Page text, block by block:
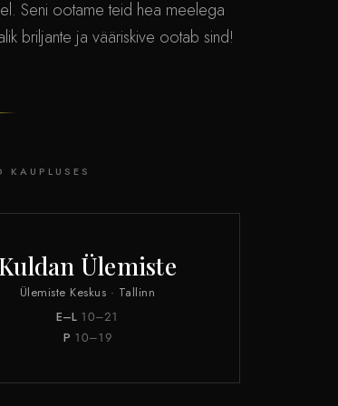
Seni ootame teid hea meelega
briljante ja vääriskive ootab sind!
KAUPLUSES
Kuldan Ülemiste
Ülemiste Keskus · Tallinn
E–L 10–21
P 10–19